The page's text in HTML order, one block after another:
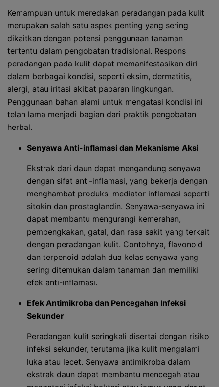
Kemampuan untuk meredakan peradangan pada kulit
merupakan salah satu aspek penting yang sering
dikaitkan dengan potensi penggunaan tanaman
tertentu dalam pengobatan tradisional. Respons
peradangan pada kulit dapat memanifestasikan diri
dalam berbagai kondisi, seperti eksim, dermatitis,
alergi, atau iritasi akibat paparan lingkungan.
Penggunaan bahan alami untuk mengatasi kondisi ini
telah lama menjadi bagian dari praktik pengobatan
herbal.
Senyawa Anti-inflamasi dan Mekanisme Aksi
Ekstrak dari daun dapat mengandung senyawa
dengan sifat anti-inflamasi, yang bekerja dengan
menghambat produksi mediator inflamasi seperti
sitokin dan prostaglandin. Senyawa-senyawa ini
dapat membantu mengurangi kemerahan,
pembengkakan, gatal, dan rasa sakit yang terkait
dengan peradangan kulit. Contohnya, flavonoid
dan terpenoid adalah dua kelas senyawa yang
sering ditemukan dalam tanaman dan memiliki
efek anti-inflamasi.
Efek Antimikroba dan Pencegahan Infeksi
Sekunder
Peradangan kulit seringkali disertai dengan risiko
infeksi sekunder, terutama jika kulit mengalami
luka atau lecet. Senyawa antimikroba dalam
ekstrak daun dapat membantu mencegah atau